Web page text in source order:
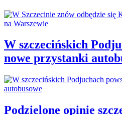
W szczecińskich
nowe przystanki
Podzielone opinie